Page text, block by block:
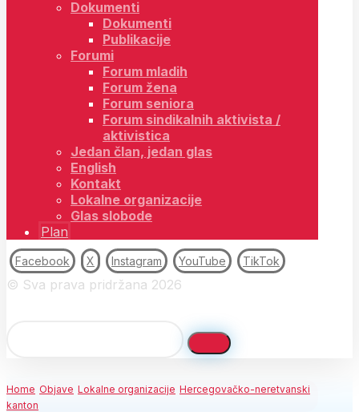
Dokumenti
Dokumenti
Publikacije
Forumi
Forum mladih
Forum žena
Forum seniora
Forum sindikalnih aktivista /
aktivistica
Jedan član, jedan glas
English
Kontakt
Lokalne organizacije
Glas slobode
Plan
Facebook X Instagram YouTube TikTok
© Sva prava pridržana 2026
Home Objave Lokalne organizacije Hercegovačko-neretvanski
kanton